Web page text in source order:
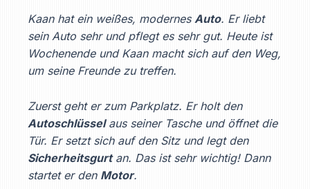
Kaan hat ein weißes, modernes Auto. Er liebt
sein Auto sehr und pflegt es sehr gut. Heute ist
Wochenende und Kaan macht sich auf den Weg,
um seine Freunde zu treffen.
Zuerst geht er zum Parkplatz. Er holt den
Autoschlüsselaus seiner Tasche und öffnet die
Tür. Er setzt sich auf den Sitz und legt den
Sicherheitsgurtan. Das ist sehr wichtig! Dann
startet er den Motor.